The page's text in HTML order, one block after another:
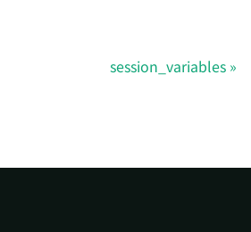
session_variables